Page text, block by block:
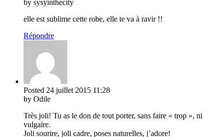
by sysyinthecity
elle est sublime cette robe, elle te va à ravir !!
Répondre
Posted 24 juillet 2015 11:28
by Odile
Très joli! Tu as le don de tout porter, sans faire « trop », ni
vulgaire.
Joli sourire, joli cadre, poses naturelles, j’adore!